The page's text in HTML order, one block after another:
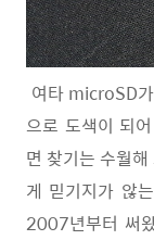
여타 microSD
으로 도색이 되
면 찾기는 수월
게 믿기지가 않
2007년부터 써